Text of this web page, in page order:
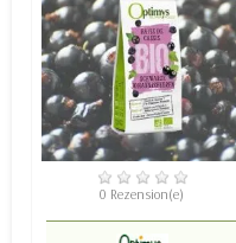
VERFÜGBAR
0 Rezension(e)